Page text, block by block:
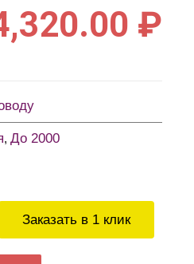
Заказать в 1 клик
₽
, До 2000